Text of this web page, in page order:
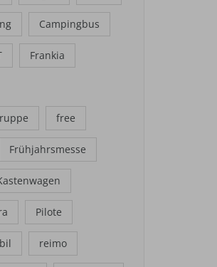
Campingbus
Frankia
free
Frühjahrsmesse
Pilote
reimo